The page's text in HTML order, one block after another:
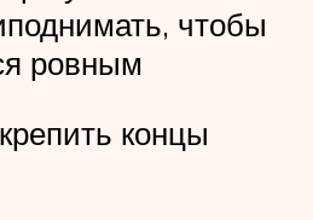
чтобы
ровным
концы